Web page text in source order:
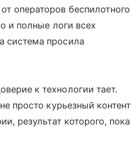
операторов беспилотного
и полные логи всех
система просила
к технологии тает.
просто курьезный контент
результат которого, пока